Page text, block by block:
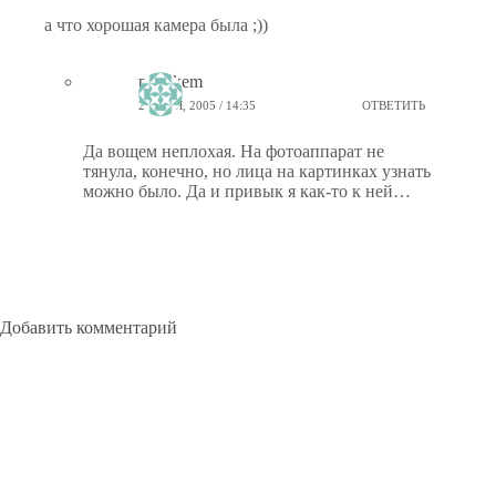
а что хорошая камера была ;))
ptiz_kem
22 МАЯ, 2005 / 14:35 ОТВЕТИТЬ
Да вощем неплохая. На фотоаппарат не
тянула, конечно, но лица на картинках узнать
можно было. Да и привык я как-то к ней…
Добавить комментарий